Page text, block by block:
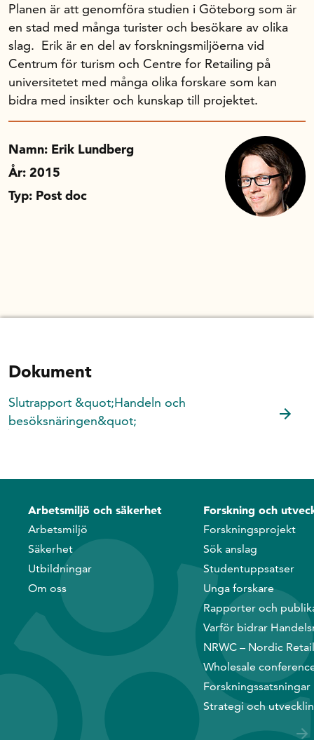
Planen är att genomföra studien i Göteborg som är
en stad med många turister och besökare av olika
slag. Erik är en del av forskningsmiljöerna vid
Centrum för turism och Centre for Retailing på
universitetet med många olika forskare som kan
bidra med insikter och kunskap till projektet.
Namn: Erik Lundberg
År: 2015
Typ: Post doc
Dokument
Slutrapport &quot;Handeln och
besöksnäringen&quot;
Arbetsmiljö och säkerhet
Arbetsmiljö
Säkerhet
Utbildningar
Om oss
Forskning och
Forskningsprojekt
Sök anslag
Studentuppsatser
Unga forskare
Rapporter och
Varför bidrar
NRWC – Nordic
Wholesale
Forskningssatsningar
Strategi och